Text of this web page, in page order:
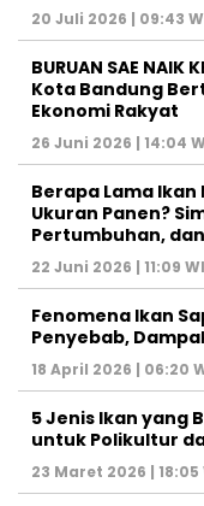
20 Juli 2026 | 09:43
BURUAN SAE
Kota Bandung
Ekonomi Rakyat
26 Juni 2026 | 14:04
Berapa Lama Ikan
Ukuran Panen?
Pertumbuhan,
22 Juni 2026 | 11:09
Fenomena Ikan
Penyebab,
18 April 2026 | 06:20
5 Jenis Ikan yang
untuk Polikultur
23 Maret 2026 | 18:05